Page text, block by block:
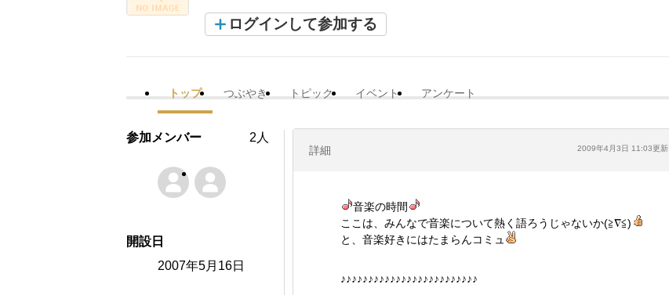
ログインして参加する
トップ つぶやき トピック イベント アンケート
詳細 2009年4月3日 11:03更新
音楽の時間
ここは、みんなで音楽について熱く語ろうじゃないか(≧∇≦)
と、音楽好きにはたまらんコミュ
♪♪♪♪♪♪♪♪♪♪♪♪♪♪♪♪♪♪♪♪♪♪♪♪♪
参加メンバー 2人
開設日
2007年5月16日